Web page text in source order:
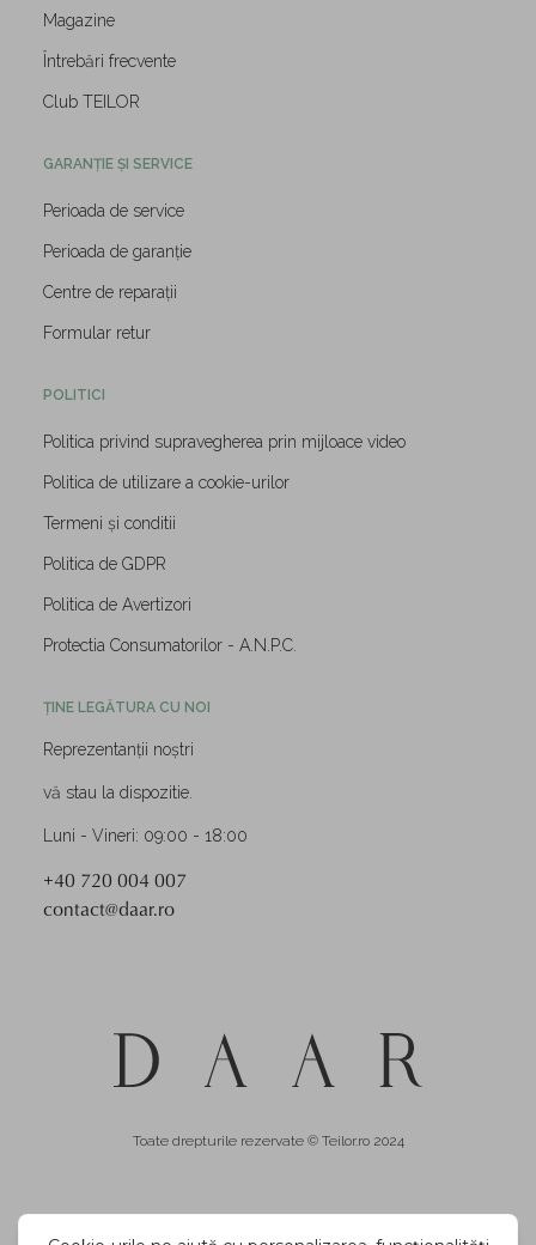
Magazine
Întrebări frecvente
Club TEILOR
GARANȚIE ȘI SERVICE
Perioada de service
Perioada de garanție
Centre de reparații
Formular retur
POLITICI
Politica privind supravegherea prin mijloace video
Politica de utilizare a cookie-urilor
Termeni și conditii
Politica de GDPR
Politica de Avertizori
Protectia Consumatorilor - A.N.P.C.
ȚINE LEGĂTURA CU NOI
Reprezentanții noștri
vă stau la dispozitie.
Luni - Vineri: 09:00 - 18:00
+40 720 004 007
contact@daar.ro
Toate drepturile rezervate © Teilor.ro 2024